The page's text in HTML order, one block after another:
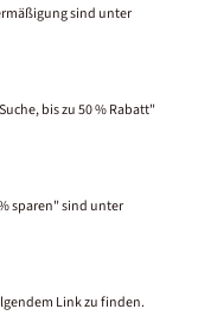
sind unter
bis zu 50 % Rabatt"
sparen" sind unter
Link zu finden.